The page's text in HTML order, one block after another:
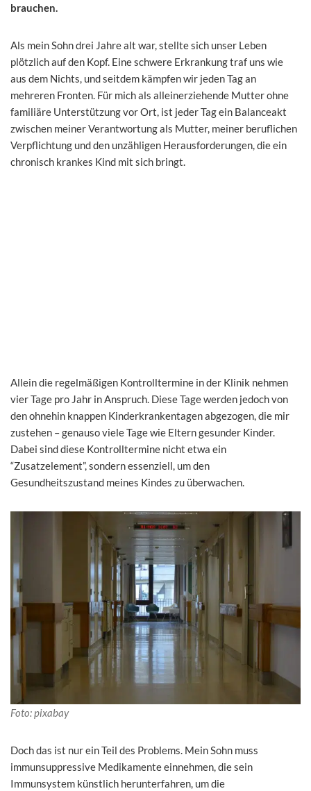
brauchen.
Als mein Sohn drei Jahre alt war, stellte sich unser Leben
plötzlich auf den Kopf. Eine schwere Erkrankung traf uns wie
aus dem Nichts, und seitdem kämpfen wir jeden Tag an
mehreren Fronten. Für mich als alleinerziehende Mutter ohne
familiäre Unterstützung vor Ort, ist jeder Tag ein Balanceakt
zwischen meiner Verantwortung als Mutter, meiner beruflichen
Verpflichtung und den unzähligen Herausforderungen, die ein
chronisch krankes Kind mit sich bringt.
Allein die regelmäßigen Kontrolltermine in der Klinik nehmen
vier Tage pro Jahr in Anspruch. Diese Tage werden jedoch von
den ohnehin knappen Kinderkrankentagen abgezogen, die mir
zustehen – genauso viele Tage wie Eltern gesunder Kinder.
Dabei sind diese Kontrolltermine nicht etwa ein
“Zusatzelement”, sondern essenziell, um den
Gesundheitszustand meines Kindes zu überwachen.
Foto: pixabay
Doch das ist nur ein Teil des Problems. Mein Sohn muss
immunsuppressive Medikamente einnehmen, die sein
Immunsystem künstlich herunterfahren, um die